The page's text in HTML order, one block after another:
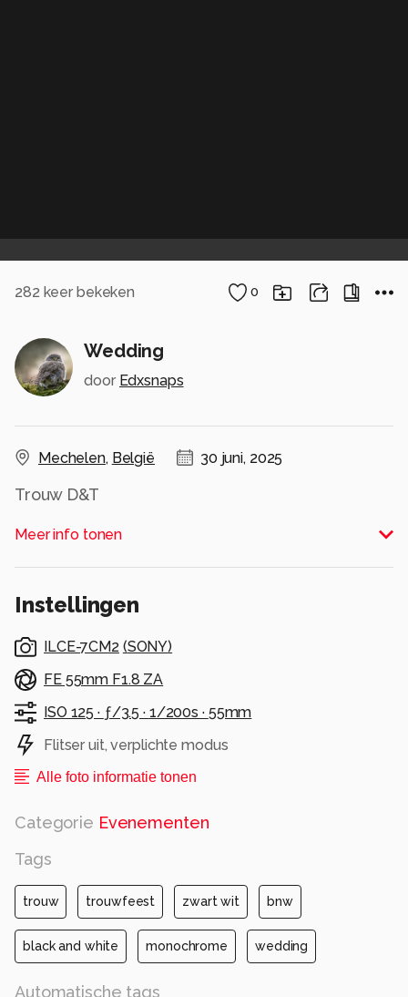
282 keer bekeken 0
Wedding
door Edxsnaps
Mechelen, België 30 juni, 2025
Trouw D&T
Alle rechten voorbehouden
Meer info tonen
Instellingen
ILCE-7CM2 (SONY)
FE 55mm F1.8 ZA
ISO 125 · ƒ/3.5 · 1/200s · 55mm
Flitser uit, verplichte modus
Alle foto informatie tonen
Categorie Evenementen
Tags
trouw trouwfeest zwart wit bnw
black and white monochrome wedding
Automatische tags